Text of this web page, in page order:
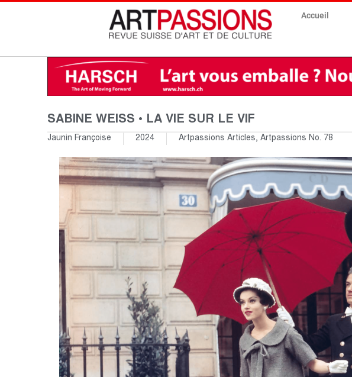
Accueil
SABINE WEISS • LA VIE SUR LE VIF
Jaunin Françoise 2024 Artpassions Articles, Artpassions No. 78